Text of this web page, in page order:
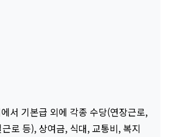
서 기본급 외에 각종 수당(연장근로,
로 등), 상여금, 식대, 교통비, 복지